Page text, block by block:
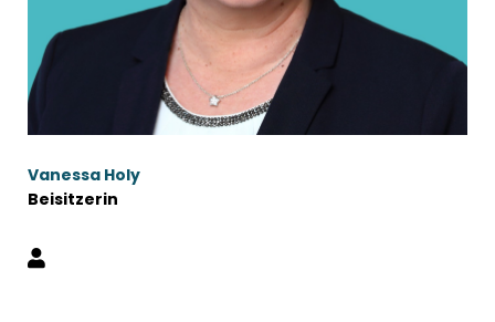
Vanessa Holy
Beisitzerin